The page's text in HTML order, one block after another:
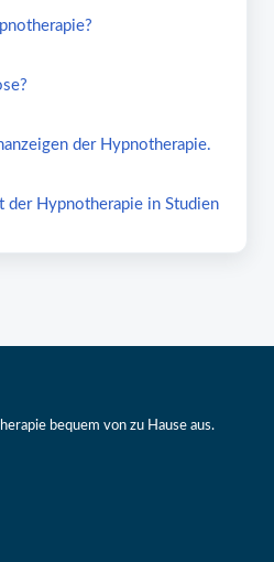
der Hypnotherapie.
der Hypnotherapie in Studien
bequem von zu Hause aus.